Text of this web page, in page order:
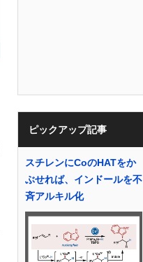
ピックアップ記事
スチレンにCoのHATをか
ぶせれば、インドールを不
斉アルキル化